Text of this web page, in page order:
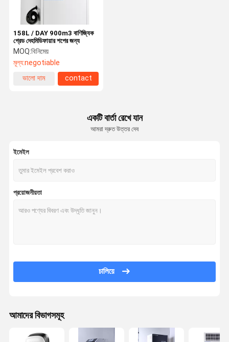
158L / DAY 900m3 বাণিজ্যিক
গ্রেড দেহমিডিফায়ার শপের জন্য
MOQ:বিনিমেয়
মূল্য:negotiable
ভালো দাম
contact
একটি বার্তা রেখে যান
আমরা দ্রুত উত্তর দেব
ইমেইল
প্রয়োজনীয়তা
চালিয়ে
আমাদের বিভাগসমূহ